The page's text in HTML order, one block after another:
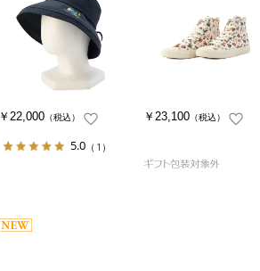
￥22,000 （税込）
5.0 （1）
￥23,100 （税込）